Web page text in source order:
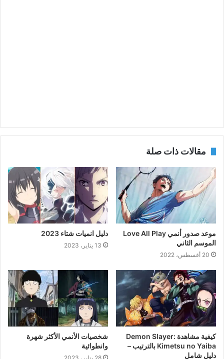
مقالات ذات صلة
موعد صدور أنمي Love All Play
الموسم الثاني
20 أغسطس، 2022
دليل انميات شتاء 2023
13 يناير، 2023
كيفية مشاهدة Demon Slayer:
Kimetsu no Yaiba بالترتيب –
دليل شامل
شخصيات الأنمي الأكثر شهرة
وانطوائية